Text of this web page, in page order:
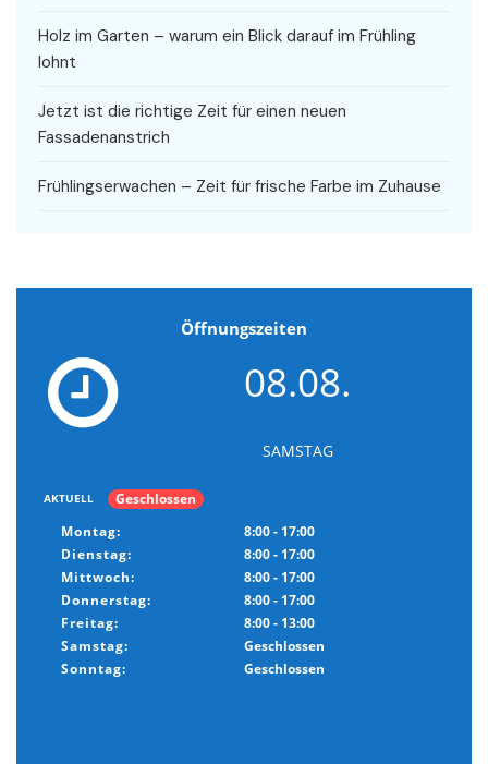
Holz im Garten – warum ein Blick darauf im Frühling
lohnt
Jetzt ist die richtige Zeit für einen neuen
Fassadenanstrich
Frühlingserwachen – Zeit für frische Farbe im Zuhause
Öffnungszeiten
08.08.
SAMSTAG
AKTUELL
Geschlossen
Montag:
8:00 - 17:00
Dienstag:
8:00 - 17:00
Mittwoch:
8:00 - 17:00
Donnerstag:
8:00 - 17:00
Freitag:
8:00 - 13:00
Samstag:
Geschlossen
Sonntag:
Geschlossen